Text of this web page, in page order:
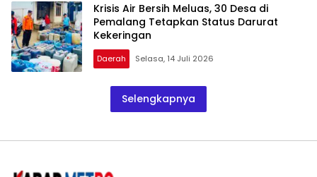
Krisis Air Bersih Meluas, 30 Desa di
Pemalang Tetapkan Status Darurat
Kekeringan
Daerah Selasa, 14 Juli 2026
Selengkapnya